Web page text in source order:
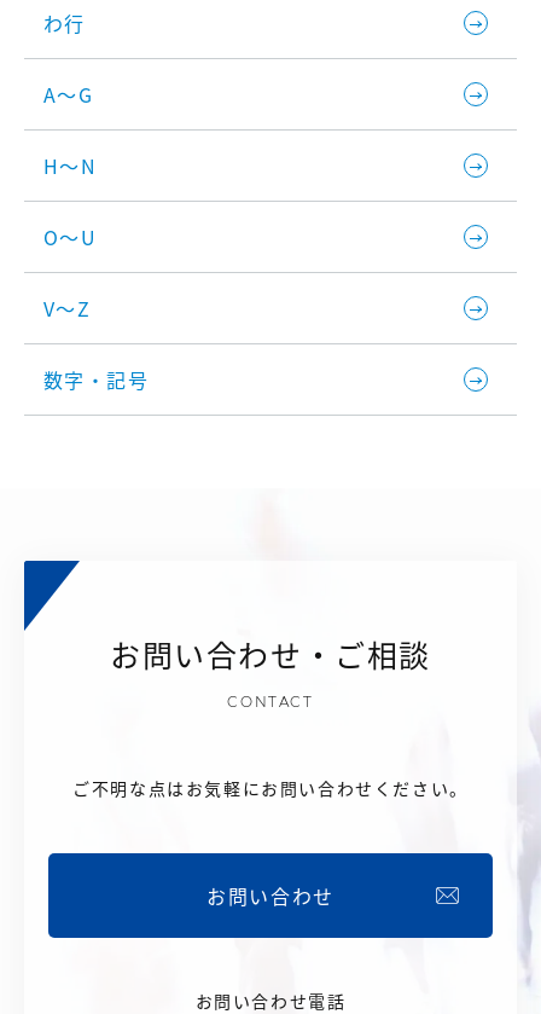
わ行
A～G
H～N
O～U
V～Z
数字・記号
お問い合わせ・ご相談
CONTACT
ご不明な点はお気軽にお問い合わせください。
お問い合わせ
お問い合わせ電話